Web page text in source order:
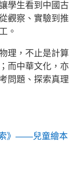
學生看到中國古
觀察、實驗到推
。
理，不止是計算
而中華文化，亦
問題、探索真理
》——兒童繪本